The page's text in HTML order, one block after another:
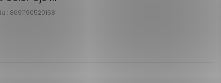
: 8691190520168